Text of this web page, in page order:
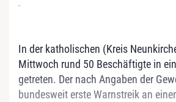
-
In der katholischen (Kreis
Mittwoch rund 50 Beschäftigte in
getreten. Der nach Angaben der
bundesweit erste Warnstreik an